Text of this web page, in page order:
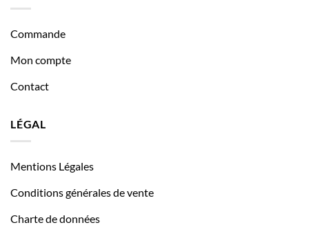
Commande
Mon compte
Contact
LÉGAL
Mentions Légales
Conditions générales de vente
Charte de données